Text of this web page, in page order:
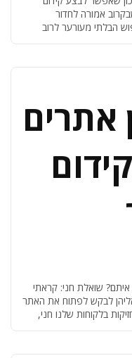
אמורה לחדור
הבלתי מעורער לרוב
אתרים
שואלת חני: קראתי
לבקש לפתוח את האתר
בלקוחות שלנו חני,